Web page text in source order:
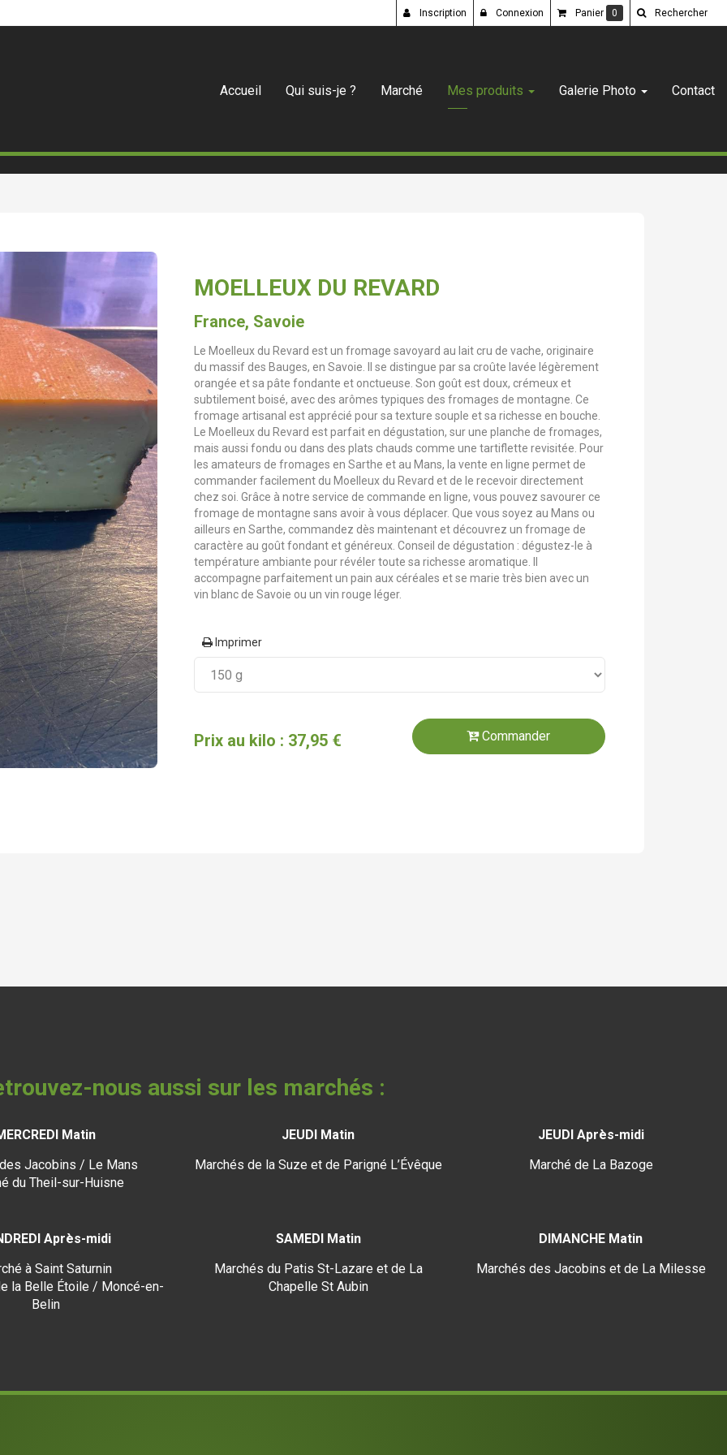
Accueil Qui suis-je ? Marché Mes produits Galerie Photo Contact
MOELLEUX DU REVARD
France, Savoie
Le Moelleux du Revard est un fromage savoyard au lait cru de vache, originaire
du massif des Bauges, en Savoie. Il se distingue par sa croûte lavée légèrement
orangée et sa pâte fondante et onctueuse. Son goût est doux, crémeux et
subtilement boisé, avec des arômes typiques des fromages de montagne. Ce
fromage artisanal est apprécié pour sa texture souple et sa richesse en bouche.
Le Moelleux du Revard est parfait en dégustation, sur une planche de fromages,
mais aussi fondu ou dans des plats chauds comme une tartiflette revisitée. Pour
les amateurs de fromages en Sarthe et au Mans, la vente en ligne permet de
commander facilement du Moelleux du Revard et de le recevoir directement
chez soi. Grâce à notre service de commande en ligne, vous pouvez savourer ce
fromage de montagne sans avoir à vous déplacer. Que vous soyez au Mans ou
ailleurs en Sarthe, commandez dès maintenant et découvrez un fromage de
caractère au goût fondant et généreux. Conseil de dégustation : dégustez-le à
température ambiante pour révéler toute sa richesse aromatique. Il
accompagne parfaitement un pain aux céréales et se marie très bien avec un
vin blanc de Savoie ou un vin rouge léger.
Imprimer
Prix au kilo : 37,95 € Commander
Inscription Connexion Panier 0 Rechercher
nous aussi sur les marchés :
Matin
Jacobins / Le Mans
du Theil-sur-Huisne
JEUDI Matin
Marchés de la Suze et de Parigné L’Évêque
JEUDI Après-midi
Marché de La Bazoge
Après-midi
à Saint Saturnin
la Belle Étoile / Moncé-en-
Belin
SAMEDI Matin
Marchés du Patis St-Lazare et de La
Chapelle St Aubin
DIMANCHE Matin
Marchés des Jacobins et de La Milesse